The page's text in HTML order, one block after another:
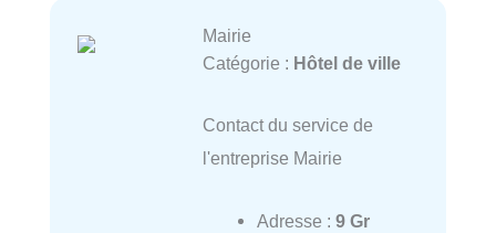
Mairie
Catégorie : Hôtel de ville
Contact du service de
l'entreprise Mairie
Adresse : 9 Gr